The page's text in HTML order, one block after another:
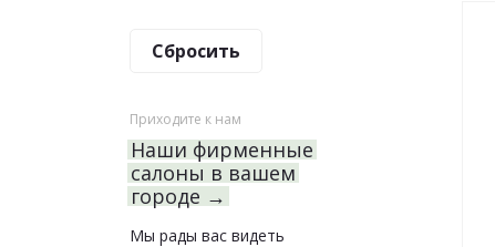
Сбросить
Приходите к нам
Наши фирменные
салоны в вашем
городе →
Мы рады вас видеть